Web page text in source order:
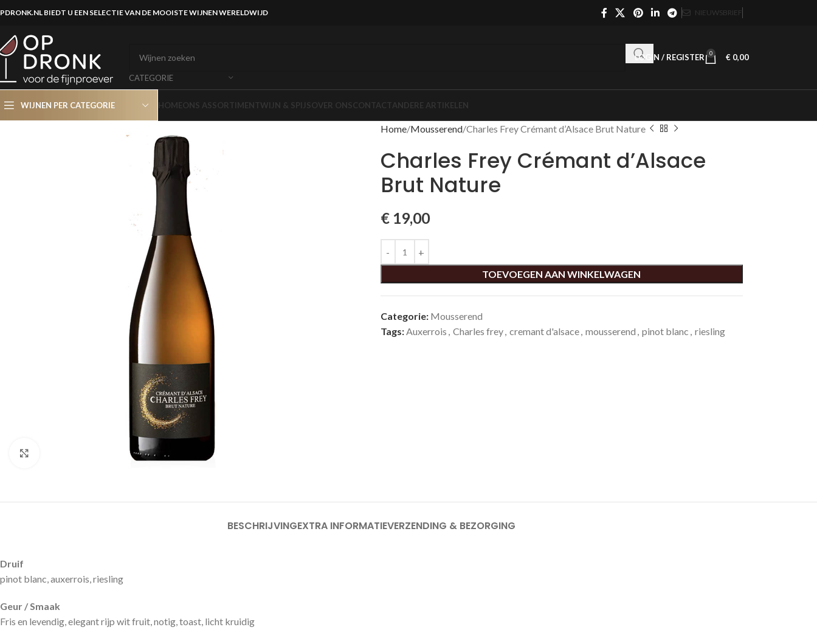
BIEDT U EEN SELECTIE VAN DE MOOISTE WIJNEN WERELDWIJD NIEUWSBRIEF
CATEGORIE
LOGIN / REGISTER 0 € 0,00
WIJNEN PER CATEGORIE HOMEONS ASSORTIMENTWIJN & SPIJSOVER ONSCONTACTANDERE ARTIKELEN
Home Mousserend Charles Frey Crémant d’Alsace Brut Nature
Charles Frey Crémant d’Alsace
Brut Nature
€19,00
TOEVOEGEN AAN WINKELWAGEN
Categorie: Mousserend
Tags:Auxerrois , Charles frey, cremant d'alsace, mousserend , pinot blanc , riesling
BESCHRIJVINGEXTRA INFORMATIEVERZENDING & BEZORGING
Druif
pinot blanc, auxerrois, riesling
Geur / Smaak
Fris en levendig, elegant rijp wit fruit, notig, toast, licht kruidig